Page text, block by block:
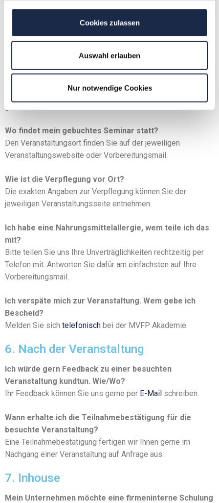
Cookies zulassen
Auswahl erlauben
Nur notwendige Cookies
ausgehändigt. Falls Sie zusätzliche Materialien mitbringen
sollen, werden Sie explizit in der Seminareinladung oder in
der Teilnehmermail darauf hingewiesen.
Muss ich mich zum Seminar vorbereiten? Sind
Vorkenntnisse erforderlich?
dies im Vorfeld in der Seminareinladung oder über eine
Wo findet mein gebuchtes Seminar statt?
Den Veranstaltungsort finden Sie auf der jeweiligen
Veranstaltungswebsite oder Vorbereitungsmail.
Wie ist die Verpflegung vor Ort?
Die exakten Angaben zur Verpflegung können Sie der
jeweiligen Veranstaltungsseite entnehmen.
Ich habe eine Nahrungsmittelallergie, wem teile ich das
mit?
Bitte teilen Sie uns Ihre Unverträglichkeiten rechtzeitig per
Telefon mit. Antworten Sie dafür am einfachsten auf Ihre
Vorbereitungsmail.
Ich verspäte mich zur Veranstaltung. Wem gebe ich
Bescheid?
Melden Sie sich telefonisch bei der MVFP Akademie.
6. Nach der Veranstaltung
Ich würde gern Feedback zu einer besuchten
Veranstaltung kundtun. Wie/Wo?
Ihr Feedback können Sie uns gerne per E-Mail schreiben.
Wann erhalte ich die Teilnahmebestätigung für die
besuchte Veranstaltung?
Eine Teilnahmebestätigung fertigen wir Ihnen gerne im
Nachgang einer Veranstaltung auf Anfrage aus.
7. Inhouse
Mein Unternehmen möchte eine firmeninterne Schulung